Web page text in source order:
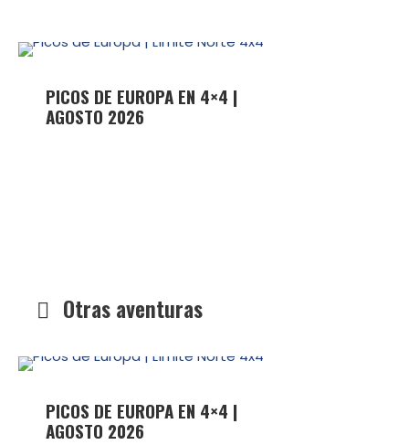
PICOS DE EUROPA EN 4×4 |
AGOSTO 2026
Otras aventuras
PICOS DE EUROPA EN 4×4 |
AGOSTO 2026